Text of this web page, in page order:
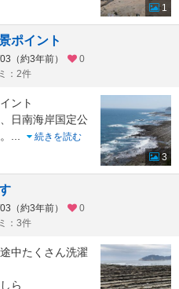
1
ポイント
（約3年前）
0
：2件
ント
日南海岸国定公
続きを読む
3
（約3年前）
0
：3件
中たくさん洗濯
ら